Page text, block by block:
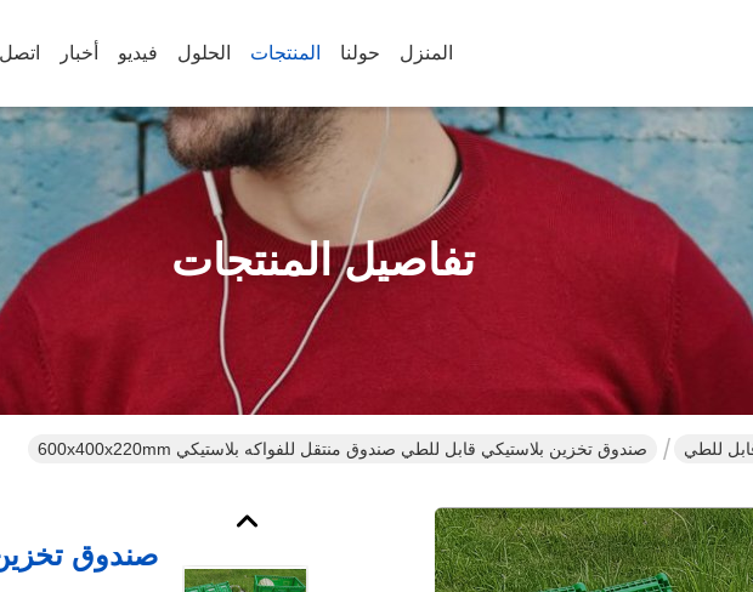
المنزل حولنا المنتجات الحلول فيديو أخبار اتصل
تفاصيل المنتجات
للطي صندوق تخزين بلاستيكي قابل للطي صندوق منتقل للفواكه بلاستيكي 600x400x220mm
صندوق